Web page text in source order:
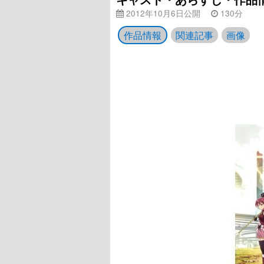
2012年10月6日公開 130分
作品情報 関連記事 画像